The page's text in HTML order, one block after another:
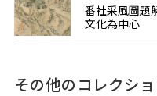
番社采風圖題
文化為中心
その他のコレクシ